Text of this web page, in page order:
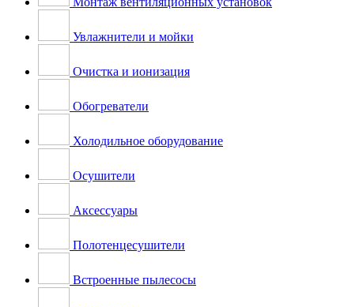
Увлажнители и мойки
Очистка и ионизация
Обогреватели
Холодильное оборудование
Осушители
Аксессуары
Полотенцесушители
Встроенные пылесосы